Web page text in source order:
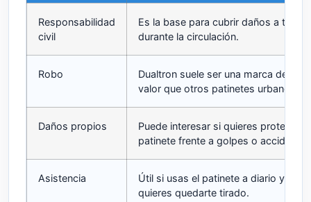
Responsabilidad
civil
Es la base para cubrir daños a
durante la circulación.
Robo
Dualtron suele ser una marca de
valor que otros patinetes urbanos.
Daños propios
Puede interesar si quieres proteger el
patinete frente a golpes o accidente.
Asistencia
Útil si usas el patinete a diario y no
quieres quedarte tirado.